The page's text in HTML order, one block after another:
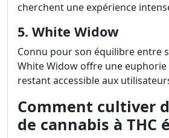
cherchent une expérience
5. White Widow
Connu pour son équilibre entre
White Widow offre une
restant accessible aux
Comment cultiver
de cannabis à THC